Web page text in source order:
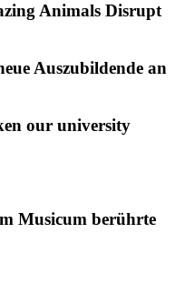
Animals Disrupt
Auszubildende an
our university
Musicum berührte